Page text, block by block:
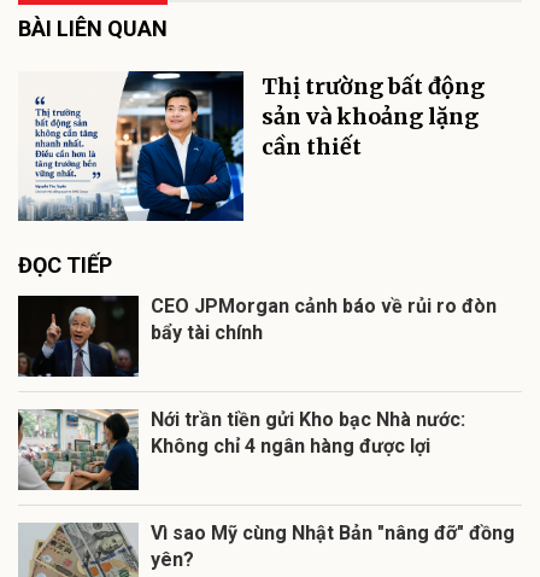
BÀI LIÊN QUAN
Thị trường bất động
sản và khoảng lặng
cần thiết
ĐỌC TIẾP
CEO JPMorgan cảnh báo về rủi ro đòn
bẩy tài chính
Nới trần tiền gửi Kho bạc Nhà nước:
Không chỉ 4 ngân hàng được lợi
Vì sao Mỹ cùng Nhật Bản "nâng đỡ" đồng
yên?